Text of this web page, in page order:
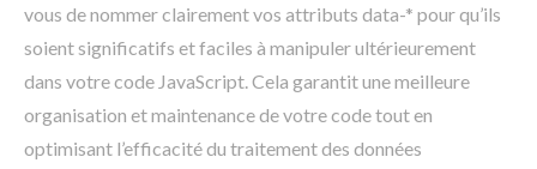
vous de nommer clairement vos attributs data-* pour qu’ils
soient significatifs et faciles à manipuler ultérieurement
dans votre code JavaScript. Cela garantit une meilleure
organisation et maintenance de votre code tout en
optimisant l’efficacité du traitement des données